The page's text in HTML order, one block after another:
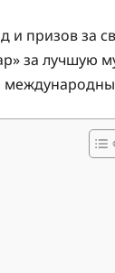
и призов за
за лучшую